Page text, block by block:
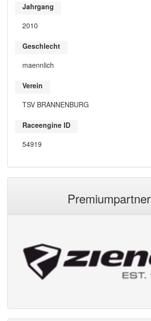
Jahrgang
2010
Geschlecht
maennlich
Verein
TSV BRANNENBURG
Raceengine ID
54919
Premiumpartner